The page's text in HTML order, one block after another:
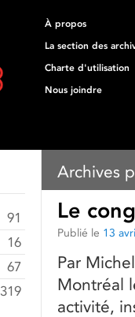
À propos
La section des
Charte d'utilisation
Nous joindre
Archives
Le
Publié le 13
Par
Montréal
activité,
91
16
67
319